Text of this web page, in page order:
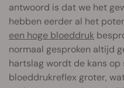
antwoord is dat we het
hebben eerder al het
een hoge bloeddruk
normaal gesproken altijd
hartslag wordt de kans
bloeddrukreflex groter,